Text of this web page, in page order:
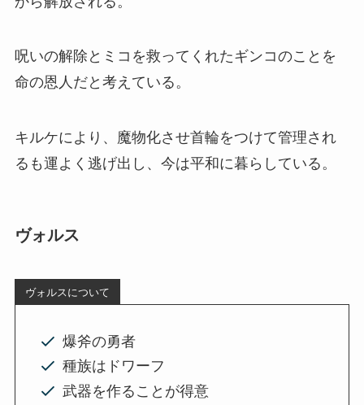
呪いの解除とミコを救ってくれたギンコのことを
命の恩人だと考えている。
キルケにより、魔物化させ首輪をつけて管理され
るも運よく逃げ出し、今は平和に暮らしている。
ヴォルス
ヴォルスについて
爆斧の勇者
種族はドワーフ
武器を作ることが得意